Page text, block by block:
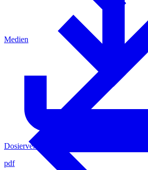
Dosierventil - Zykluszeit
pdf
Medien